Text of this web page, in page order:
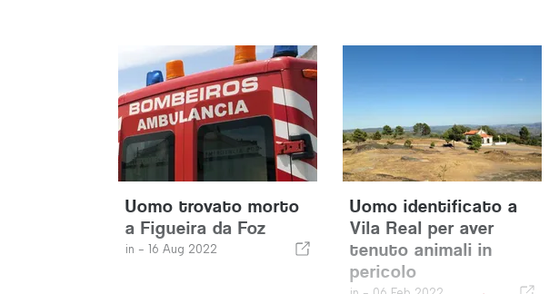
Uomo trovato morto
a Figueira da Foz
in - 16 Aug 2022
Uomo identificato a
Vila Real per aver
tenuto animali in
pericolo